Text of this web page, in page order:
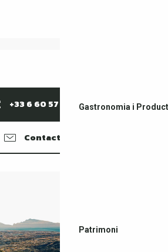
Gastronomia i
Patrimoni
+33 6 60 57 12 ▒▒
Contacter